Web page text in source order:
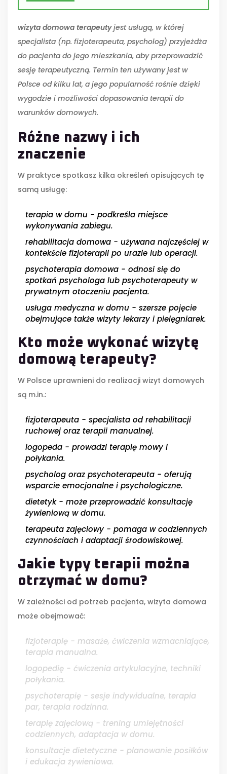
wizyta domowa terapeutyjest usługą, w której
specjalista (np. fizjoterapeuta, psycholog) przyjeżdża
do pacjenta do jego mieszkania, aby przeprowadzić
sesję terapeutyczną. Termin ten używany jest w
Polsce od kilku lat, a jego popularność rośnie dzięki
wygodzie i możliwości dopasowania terapii do
warunków domowych.
Różne nazwy i ich
znaczenie
W praktyce spotkasz kilka określeń opisujących tę
samą usługę:
terapia w domu - podkreśla miejsce
wykonywania zabiegu.
rehabilitacja domowa - używana najczęściej w
kontekście fizjoterapii po urazie lub operacji.
psychoterapia domowa - odnosi się do
spotkań psychologa lub psychoterapeuty w
prywatnym otoczeniu pacjenta.
usługa medyczna w domu - szersze pojęcie
obejmujące także wizyty lekarzy i pielęgniarek.
Kto może wykonać wizytę
domową terapeuty?
W Polsce uprawnieni do realizacji wizyt domowych
są m.in.:
fizjoterapeuta - specjalista od rehabilitacji
ruchowej oraz terapii manualnej.
logopeda - prowadzi terapię mowy i
połykania.
psycholog oraz psychoterapeuta - oferują
wsparcie emocjonalne i psychologiczne.
dietetyk- może przeprowadzić konsultację
żywieniową w domu.
terapeuta zajęciowy - pomaga w codziennych
czynnościach i adaptacji środowiskowej.
Jakie typy terapii można
otrzymać w domu?
W zależności od potrzeb pacjenta, wizyta domowa
może obejmować:
fizjoterapię - masaże, ćwiczenia wzmacniające,
terapia manualna.
logopedię - ćwiczenia artykulacyjne, techniki
połykania.
psychoterapię - sesje indywidualne, terapia
par, terapia rodzinna.
terapię zajęciową - trening umiejętności
codziennych, adaptacja w domu.
konsultacje dietetyczne - planowanie posiłków
i edukacja żywieniowa.